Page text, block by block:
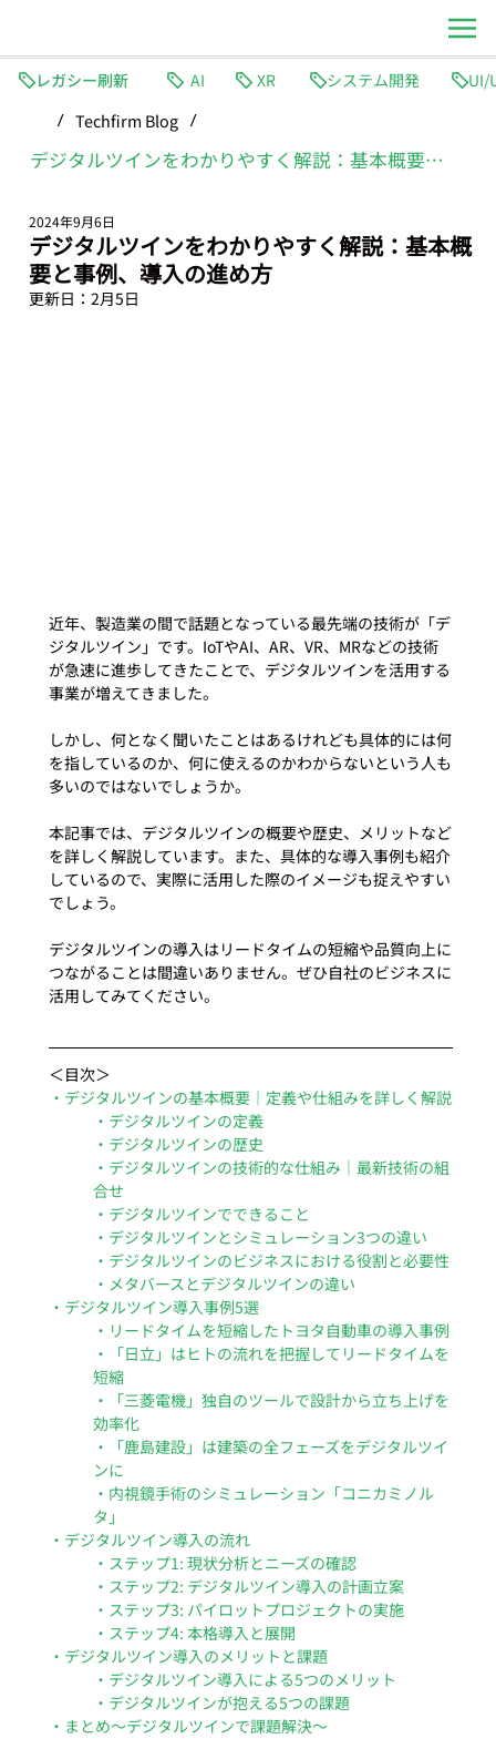
レガシー刷新 AI XR
システム開発
/ Techfirm Blog /
デジタルツインをわかりやすく解説：基本概要と事例、導入の進め方
デジタルツインをわかりやすく解説：基本概
要と事例、導入の進め方
2024年9月6日
更新日： 2月5日
近年、製造業の間で話題となっている最先端の技術が「デ
ジタルツイン」です。IoTやAI、AR、VR、MRなどの技術
が急速に進歩してきたことで、デジタルツインを活用する
事業が増えてきました。
しかし、何となく聞いたことはあるけれども具体的には何
を指しているのか、何に使えるのかわからないという人も
多いのではないでしょうか。
本記事では、デジタルツインの概要や歴史、メリットなど
を詳しく解説しています。また、具体的な導入事例も紹介
しているので、実際に活用した際のイメージも捉えやすい
でしょう。
デジタルツインの導入はリードタイムの短縮や品質向上に
つながることは間違いありません。ぜひ自社のビジネスに
活用してみてください。
＜目次＞
・デジタルツインの基本概要｜定義や仕組みを詳しく解説
・デジタルツインの定義
・デジタルツインの歴史
・デジタルツインの技術的な仕組み｜最新技術の組
合せ
・デジタルツインでできること
・デジタルツインとシミュレーション3つの違い
・デジタルツインのビジネスにおける役割と必要性
・メタバースとデジタルツインの違い
・デジタルツイン導入事例5選
・リードタイムを短縮したトヨタ自動車の導入事例
・「日立」はヒトの流れを把握してリードタイムを
短縮
・「三菱電機」独自のツールで設計から立ち上げを
効率化
・「鹿島建設」は建築の全フェーズをデジタルツイ
ンに
・内視鏡手術のシミュレーション「コニカミノル
タ」
・デジタルツイン導入の流れ
・ステップ1: 現状分析とニーズの確認
・ステップ2: デジタルツイン導入の計画立案
・ステップ3: パイロットプロジェクトの実施
・ステップ4: 本格導入と展開
・デジタルツイン導入のメリットと課題
・デジタルツイン導入による5つのメリット
・デジタルツインが抱える5つの課題
・まとめ〜デジタルツインで課題解決〜